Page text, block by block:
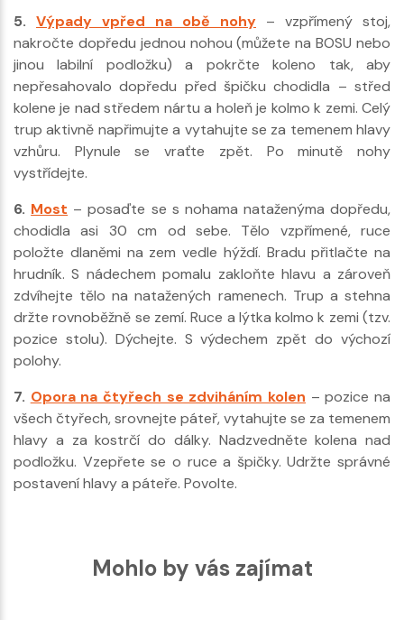
5. Výpady vpřed na obě nohy – vzpřímený stoj,
nakročte dopředu jednou nohou (můžete na BOSU nebo
jinou labilní podložku) a pokrčte koleno tak, aby
nepřesahovalo dopředu před špičku chodidla – střed
kolene je nad středem nártu a holeň je kolmo k zemi. Celý
trup aktivně napřimujte a vytahujte se za temenem hlavy
vzhůru. Plynule se vraťte zpět. Po minutě nohy
vystřídejte.
6. Most – posaďte se s nohama nataženýma dopředu,
chodidla asi 30 cm od sebe. Tělo vzpřímené, ruce
položte dlaněmi na zem vedle hýždí. Bradu přitlačte na
hrudník. S nádechem pomalu zakloňte hlavu a zároveň
zdvíhejte tělo na natažených ramenech. Trup a stehna
držte rovnoběžně se zemí. Ruce a lýtka kolmo k zemi (tzv.
pozice stolu). Dýchejte. S výdechem zpět do výchozí
polohy.
7. Opora na čtyřech se zdviháním kolen – pozice na
všech čtyřech, srovnejte páteř, vytahujte se za temenem
hlavy a za kostrčí do dálky. Nadzvedněte kolena nad
podložku. Vzepřete se o ruce a špičky. Udržte správné
postavení hlavy a páteře. Povolte.
Mohlo by vás zajímat